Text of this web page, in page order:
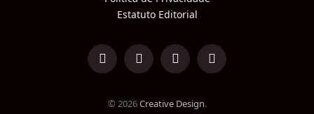
Estatuto Editorial
LinkedInFacebookInstagramTikTok
© 2026Creative Design.